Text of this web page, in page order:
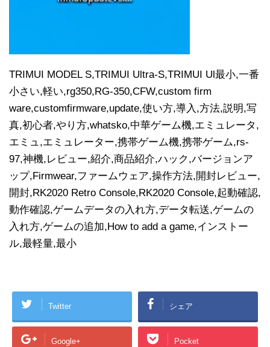
TRIMUI MODEL S,TRIMUI Ultra-S,TRIMUI Ul最小,一番
小さい,軽い,rg350,RG-350,CFW,custom firm
ware,customfirmware,update,使い方,導入,方法,説明,写
真,初心者,やり方,whatsko,中華ゲーム機,エミュレータ,
エミュ,エミュレーター,携帯ゲーム機,携帯ゲーム,rs-
97,神機,レビュー,紹介,商品紹介,ハック,バージョンア
ップ,Firmwear,ファームウェア,操作方法,開封レビュー,
開封,RK2020 Retro Console,RK2020 Console,起動確認,
動作確認,ゲームデータの入れ方,データ転送,ゲームの
入れ方,ゲームの追加,How to add a game,インストー
ル,最軽量,最小
Twitter シェア
Google+ Pocket